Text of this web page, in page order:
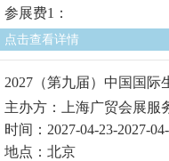
参展费1：
点击查看详情
2027（第九届）中国国际
主办方：上海广贸会展服
时间：2027-04-23-2027-
地点：北京